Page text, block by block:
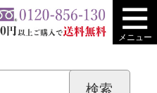
メニュー